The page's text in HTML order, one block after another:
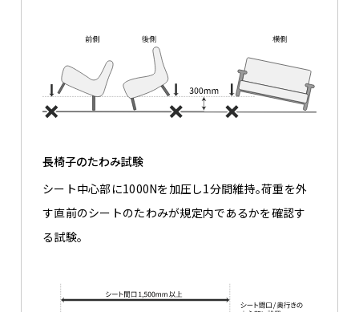
長椅子のたわみ試験
シート中心部に1000Nを加圧し1分間維持。荷重を外
す直前のシートのたわみが規定内であるかを確認す
る試験。